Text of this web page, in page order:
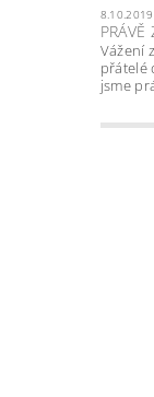
8.10.2019
PRÁVĚ
Vážení
přátelé
jsme